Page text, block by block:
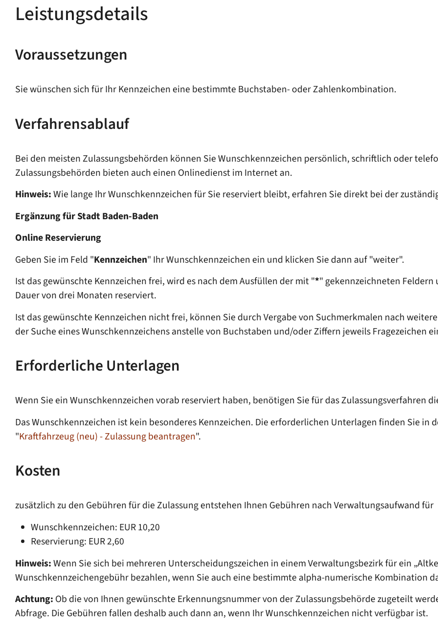
Leistungsdetails
Voraussetzungen
Sie wünschen sich für Ihr Kennzeichen eine bestimmte Buchstaben- oder Zahlenkombination.
Verfahrensablauf
Bei den meisten Zulassungsbehörden können Sie Wunschkennzeichen persönlich, schriftlich oder
Zulassungsbehörden bieten auch einen Onlinedienst im Internet an.
Hinweis:Wie lange Ihr Wunschkennzeichen für Sie reserviert bleibt, erfahren Sie direkt bei der
Ergänzung für Stadt Baden-Baden
Online Reservierung
Geben Sie im Feld "Kennzeichen" Ihr Wunschkennzeichen ein und klicken Sie dann auf "weiter".
Ist das gewünschte Kennzeichen frei, wird es nach dem Ausfüllen der mit "*" gekennzeichneten Feldern
Dauer von drei Monaten reserviert.
Ist das gewünschte Kennzeichen nicht frei, können Sie durch Vergabe von Suchmerkmalen nach
der Suche eines Wunschkennzeichens anstelle von Buchstaben und/oder Ziffern jeweils Fragezeichen
Erforderliche Unterlagen
Wenn Sie ein Wunschkennzeichen vorab reserviert haben, benötigen Sie für das Zulassungsverfahren
Das Wunschkennzeichen ist kein besonderes Kennzeichen. Die erforderlichen Unterlagen finden Sie in
"Kraftfahrzeug (neu) - Zulassung beantragen".
Kosten
zusätzlich zu den Gebühren für die Zulassung entstehen Ihnen Gebühren nach Verwaltungsaufwand für
Wunschkennzeichen: EUR 10,20
Reservierung: EUR 2,60
Hinweis:Wenn Sie sich bei mehreren Unterscheidungszeichen in einem Verwaltungsbezirk für ein
Wunschkennzeichengebühr bezahlen, wenn Sie auch eine bestimmte alpha-numerische Kombination
Achtung: Ob die von Ihnen gewünschte Erkennungsnummer von der Zulassungsbehörde zugeteilt
Abfrage. Die Gebühren fallen deshalb auch dann an, wenn Ihr Wunschkennzeichen nicht verfügbar ist.